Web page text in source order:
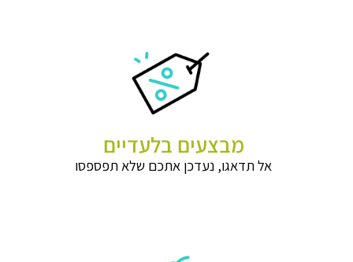
מבצעים בלעדיים
אל תדאגו, נעדכן אתכם שלא תפספסו